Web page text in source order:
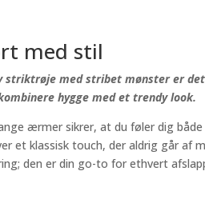
med stil
striktrøje med stribet mønster er
hygge med et trendy look.
ærmer sikrer, at du føler dig
et klassisk touch, der aldrig går af
den er din go-to for ethvert